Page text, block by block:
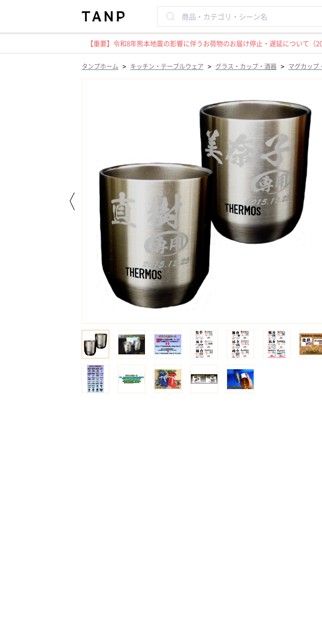
【重要】令和8年熊本地震の影響に伴うお荷物のお届け停止・遅延について（
タンプホーム > キッチン・テーブルウェア > グラス・カップ・酒器 > マグカップ